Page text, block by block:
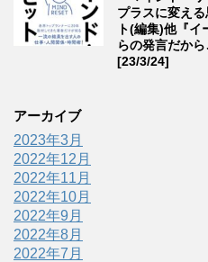
プラスに変え
ト(編集)他『
らの発言だか
[23/3/24]
アーカイブ
2023年3月
2022年12月
2022年11月
2022年10月
2022年9月
2022年8月
2022年7月